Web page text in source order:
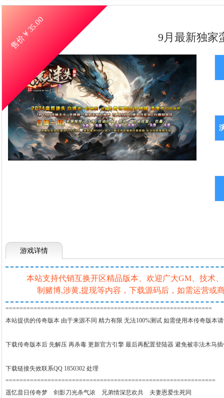
售价￥
35.00
9月最新独家
游戏详情
本站支持代销互换开区精品版本、欢迎广大GM、技术
制赌博,涉黄,提现等内容，下载源码后，如需运营或
===========================================================
本站提供的传奇版本 由于来源不同 精力有限 无法100%测试 如需使用本传奇版本
下载传奇版本后 先解压 再杀毒 更新官方引擎 最后再配置登陆器 避免被非法木马
下载链接失效联系QQ 1850302 处理
============================================================
遥忆昔日传奇梦 剑影刀光杀气浓 兄弟情深悲欢共 夫妻恩爱生死同